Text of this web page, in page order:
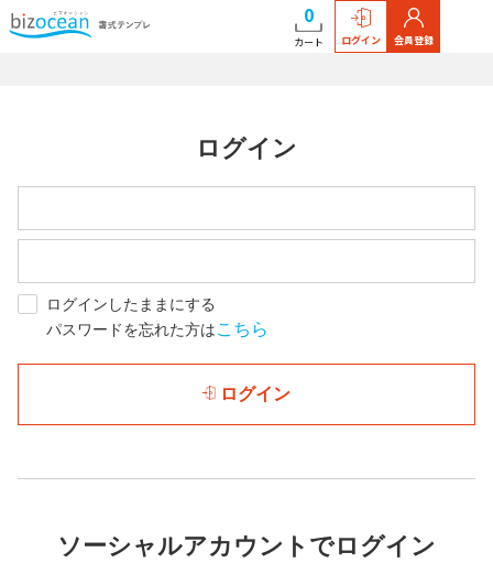
0
カート ログイン 会員登録
ログイン
ログインしたままにする
パスワードを忘れた方はこちら
ログイン
ソーシャルアカウントでログイン